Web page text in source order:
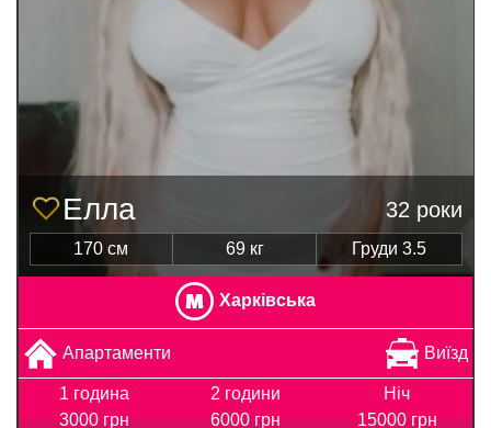
Елла 32 роки
170 см 69 кг Груди 3.5
Харківська
Апартаменти Виїзд
1 година
3000 грн
2 години
6000 грн
Ніч
15000 грн